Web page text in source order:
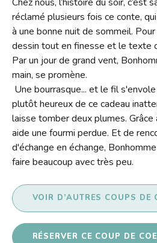
Contact
Liens
réclamé plusieurs fois ce conte,
à une bonne nuit de sommeil.
dessin tout en finesse et le texte
Par un jour de grand vent,
main, se promène.
Une bourrasque... et le fil
plutôt heureux de ce cadeau
laisse tomber deux plumes.
aide une fourmi perdue. Et de
d'échange en échange,
faire beaucoup avec très peu.
VOIR D’AUTRES COUPS DE
RÉSERVER CE COUP DE